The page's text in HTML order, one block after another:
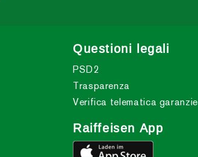
Questioni legali
PSD2
Trasparenza
Verifica telematica
Raiffeisen App